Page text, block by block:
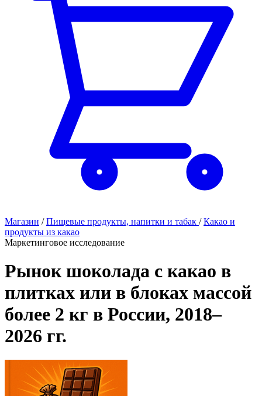
Магазин / Пищевые продукты, напитки и табак / Какао и
продукты из какао
Маркетинговое исследование
Рынок шоколада с какао в
плитках или в блоках массой
более 2 кг в России, 2018–
2026 гг.